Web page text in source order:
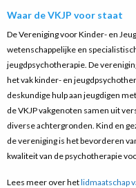
Waar de VKJP voor staat
De Vereniging voor Kinder- en
wetenschappelijke en
jeugdpsychotherapie. De
het vak kinder- en
deskundige hulp aan jeugdigen
de VKJP vakgenoten samen uit
diverse achtergronden. Kind en
de vereniging is het bevorderen
kwaliteit van de psychotherapie
Lees meer over hetlidmaatschap